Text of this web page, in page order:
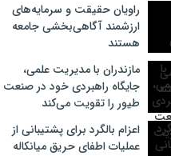
راویان حقیقت و سرمایه‌های
ارزشمند آگاهی‌بخشی جامعه
هستند
مازندران با مدیریت علمی،
جایگاه راهبردی خود در صنعت
طیور را تقویت می‌کند
اعزام بالگرد برای پشتیبانی از
عملیات اطفای حریق میانکاله